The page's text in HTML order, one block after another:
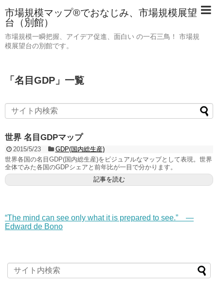
市場規模マップ®でおなじみ、市場規模展望
台（別館）
市場規模一瞬把握、アイデア促進、面白い の一石三鳥！ 市場規
模展望台の別館です。
「 名目GDP 」 一覧
世界 名目GDPマップ
2015/5/23
GDP(国内総生産)
世界各国の名目GDP(国内総生産)をビジュアルなマップとして表現。世界
全体でみた各国のGDPシェアと前年比が一目で分かります。
記事を読む
“The mind can see only what it is prepared to see.” —
Edward de Bono